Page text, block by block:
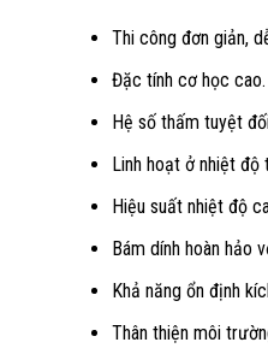
Thi công đơn giản,
Đặc tính cơ học cao.
Hệ số thấm tuyệt
Linh hoạt ở nhiệt độ
Hiệu suất nhiệt độ
Bám dính hoàn hảo
Khả năng ổn định
Thân thiện môi